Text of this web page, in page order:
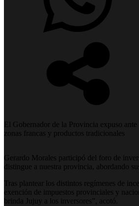
El Gobernador de la Provincia expuso
zonas francas y productos tradicionales
Gerardo Morales participó del foro de
distingue a nuestra provincia, abordando
Tras plantear los distintos regímenes de
exención de impuestos provinciales y
brinda Jujuy a los inversores”, acotó.